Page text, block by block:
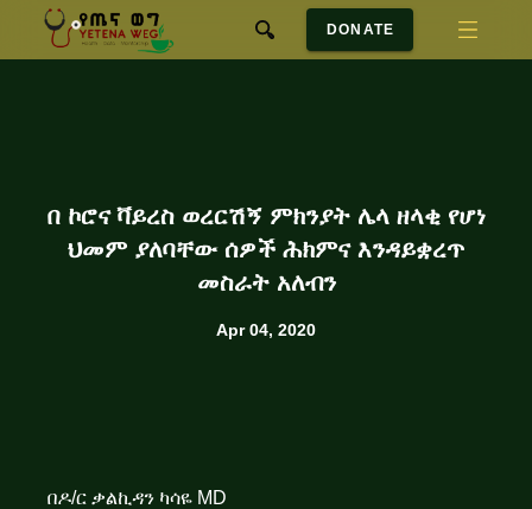
DONATE
በ ኮሮና ቫይረስ ወረርሽኝ ምክንያት ሌላ ዘላቂ የሆነ
ህመም ያለባቸው ሰዎች ሕክምና እንዳይቋረጥ
መስራት አለብን
Apr 04, 2020
በዶ/ር ቃልኪዳን ካሳዬ MD